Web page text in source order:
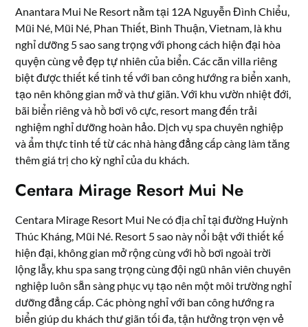
Anantara Mui Ne Resort nằm tại 12A Nguyễn Đình Chiểu,
Mũi Né , Mũi Né, Phan Thiết, Bình Thuận, Vietnam, là khu
nghỉ dưỡng 5 sao sang trọng với phong cách hiện đại hòa
quyện cùng vẻ đẹp tự nhiên của biển. Các căn villa riêng
biệt được thiết kế tinh tế với ban công hướng ra biển xanh,
tạo nên không gian mở và thư giãn. Với khu vườn nhiệt đới,
bãi biển riêng và hồ bơi vô cực, resort mang đến trải
nghiệm nghỉ dưỡng hoàn hảo. Dịch vụ spa chuyên nghiệp
và ẩm thực tinh tế từ các nhà hàng đẳng cấp càng làm tăng
thêm giá trị cho kỳ nghỉ của du khách.
Centara Mirage Resort Mui Ne
Centara Mirage Resort Mui Ne có địa chỉ tại đường Huỳnh
Thúc Kháng, Mũi Né . Resort 5 sao này nổi bật với thiết kế
hiện đại, không gian mở rộng cùng với hồ bơi ngoài trời
lộng lẫy, khu spa sang trọng cùng đội ngũ nhân viên chuyên
nghiệp luôn sẵn sàng phục vụ tạo nên một môi trường nghỉ
dưỡng đẳng cấp. Các phòng nghỉ với ban công hướng ra
biển giúp du khách thư giãn tối đa, tận hưởng trọn vẹn vẻ